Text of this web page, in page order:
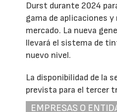
Durst durante 2024
gama de aplicaciones
mercado. La nueva
llevará el sistema de
nuevo nivel.
La disponibilidad de la
prevista para el tercer
EMPRESAS O